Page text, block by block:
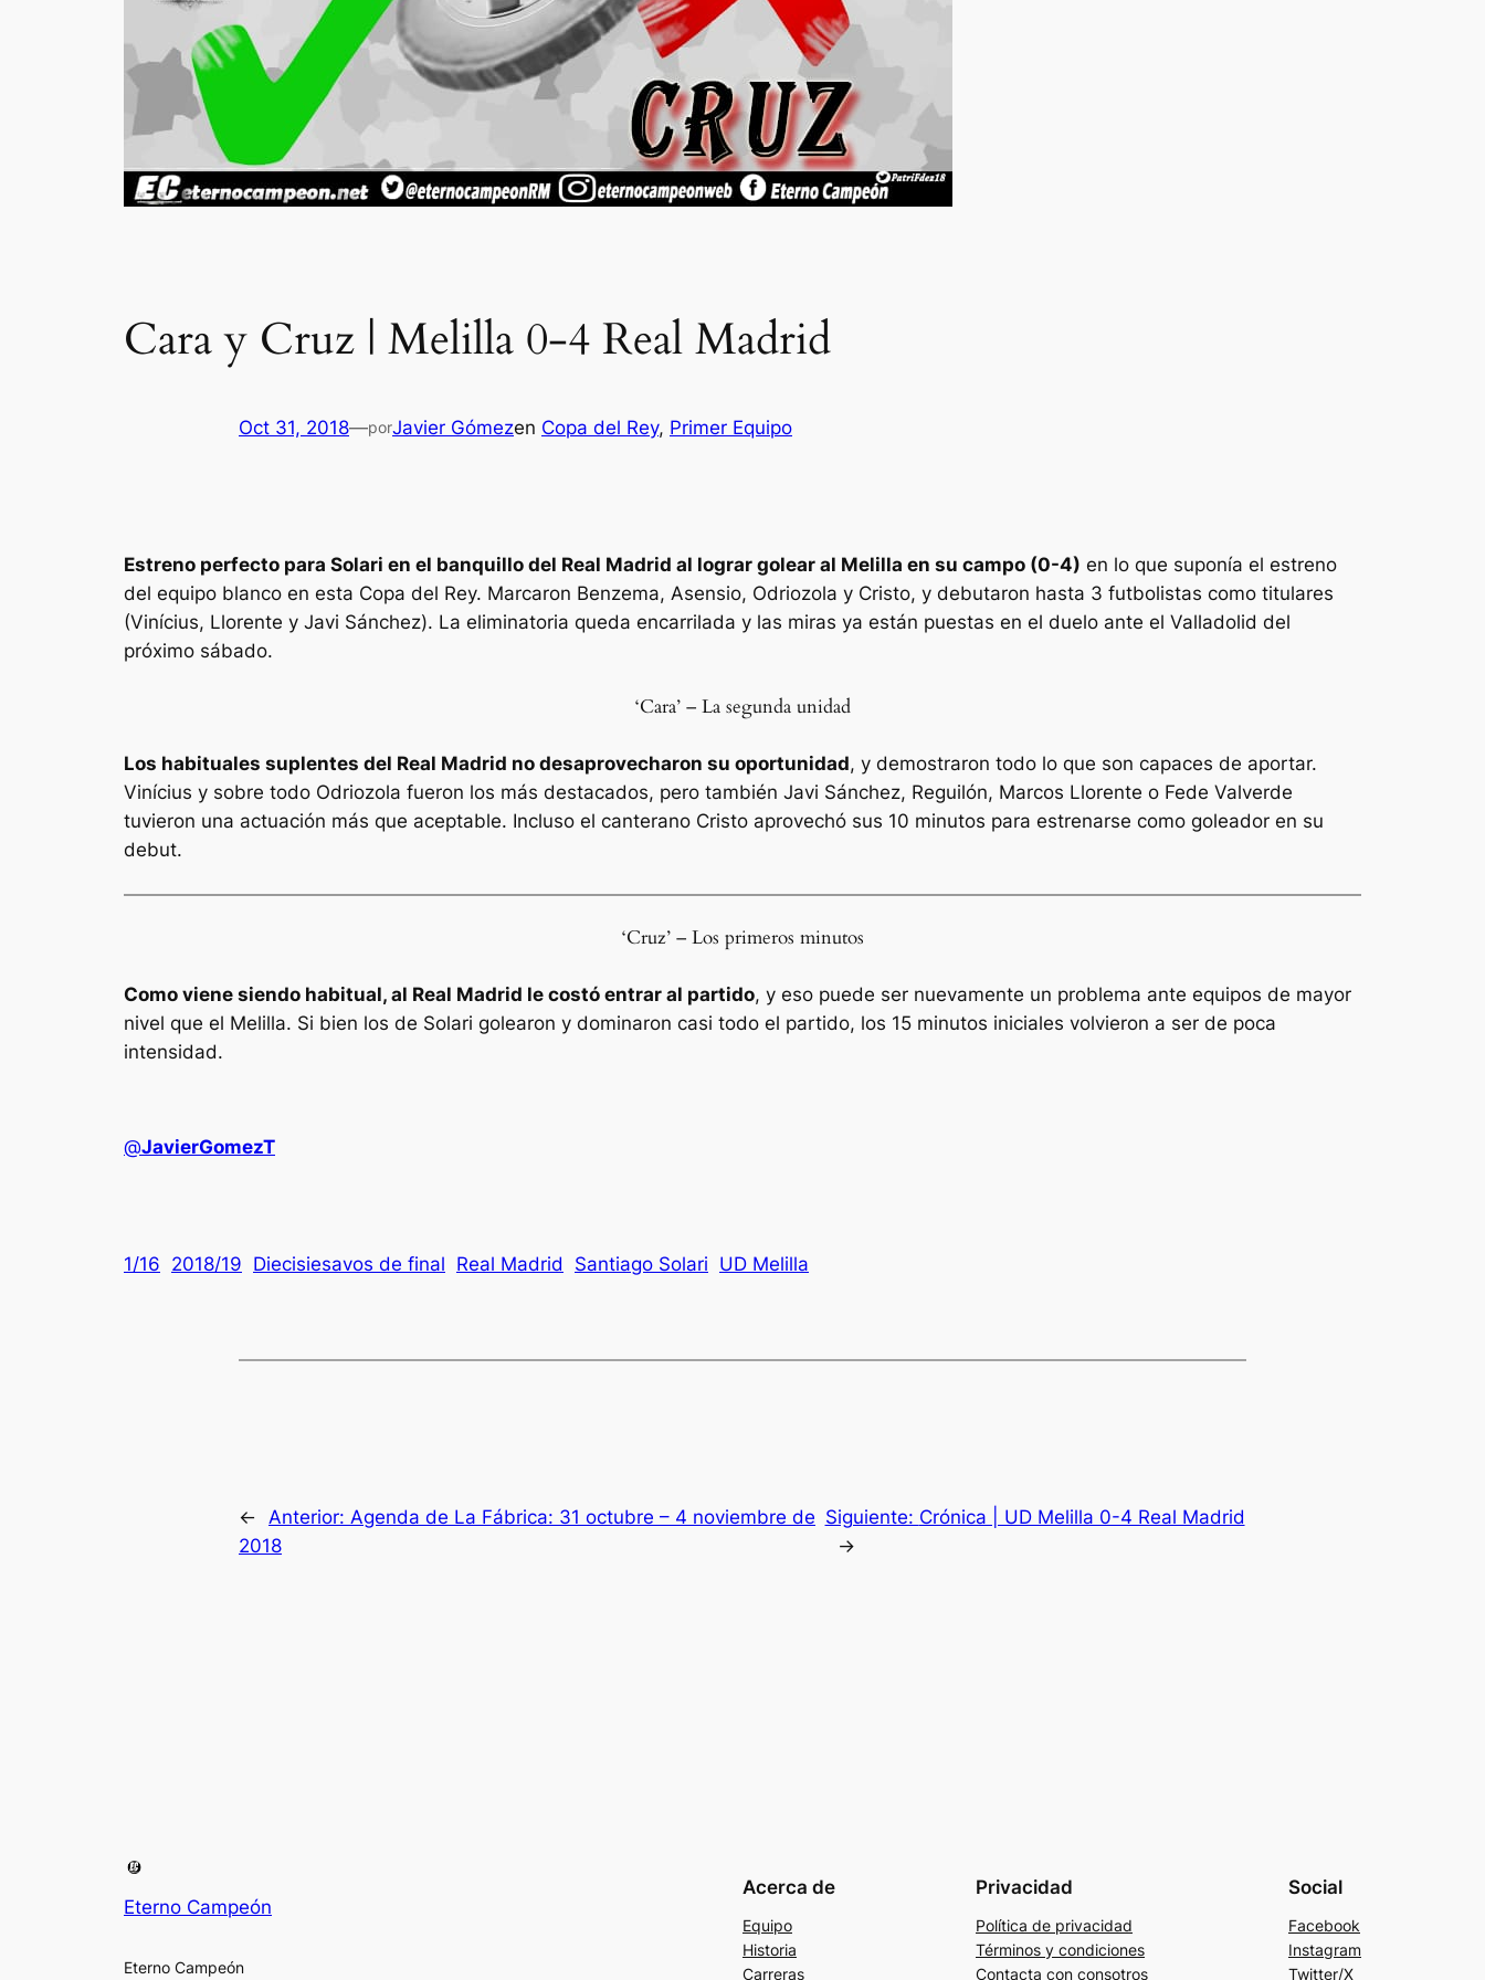
Cara y Cruz | Melilla 0-4 Real Madrid
Oct 31, 2018—porJavier Gómezen Copa del Rey, Primer Equipo
Estreno perfecto para Solari en el banquillo del Real Madrid al lograr golear al Melilla en su campo (0-4) en lo que suponía el estreno
del equipo blanco en esta Copa del Rey. Marcaron Benzema, Asensio, Odriozola y Cristo, y debutaron hasta 3 futbolistas como titulares
(Vinícius, Llorente y Javi Sánchez). La eliminatoria queda encarrilada y las miras ya están puestas en el duelo ante el Valladolid del
próximo sábado.
‘Cara’ – La segunda unidad
Los habituales suplentes del Real Madrid no desaprovecharon su oportunidad, y demostraron todo lo que son capaces de aportar.
Vinícius y sobre todo Odriozola fueron los más destacados, pero también Javi Sánchez, Reguilón, Marcos Llorente o Fede Valverde
tuvieron una actuación más que aceptable. Incluso el canterano Cristo aprovechó sus 10 minutos para estrenarse como goleador en su
debut.
‘Cruz’ – Los primeros minutos
Como viene siendo habitual, al Real Madrid le costó entrar al partido, y eso puede ser nuevamente un problema ante equipos de mayor
nivel que el Melilla. Si bien los de Solari golearon y dominaron casi todo el partido, los 15 minutos iniciales volvieron a ser de poca
intensidad.
@JavierGomezT
1/16 2018/19 Diecisiesavos de final Real Madrid Santiago Solari UD Melilla
← Anterior: Agenda de La Fábrica: 31 octubre – 4 noviembre de
2018
Siguiente: Crónica | UD Melilla 0-4 Real Madrid
→
Eterno Campeón
Eterno Campeón
Acerca de
Equipo
Historia
Carreras
Privacidad
Política de privacidad
Términos y condiciones
Contacta con consotros
Social
Facebook
Instagram
Twitter/X